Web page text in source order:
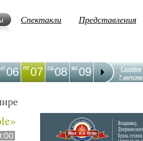
Спектакли Представления
06 07
ПТ 08
СБ 09
ВС 10
ПН 11
ВТ
Сегодня
7 августа